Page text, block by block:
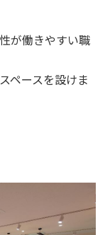
が働きやすい職
ペースを設けま